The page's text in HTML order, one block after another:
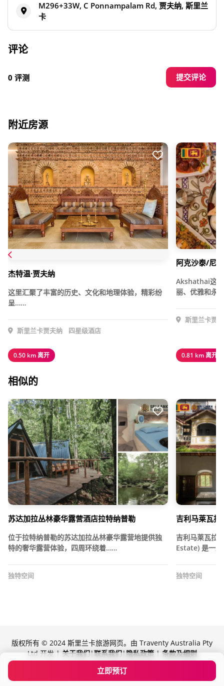
M296+33W, C Ponnampalam Rd, 贾夫纳, 斯里兰
卡
评论
0 评测 提交评论
立即预订
附近房源
杰特温·贾夫纳
这里汇聚了丰富的历史、文化和地理体验，精彩纷
呈……
斯里兰卡贾夫纳 四星级酒店
0.50 km 离开
阿克沙泰/尼拉
Akshathai这
丽、优雅和永
斯里兰卡贾
0.81 km 离开
相似的
苏达加拉丛林豪华露营酒店拉特纳普勒
位于拉特纳普勒的苏达加拉丛林豪华露营地提供独
特的奢华露营体验，四周环绕着……
独特空间
吉利马莱瓦
吉利马莱瓦拉
Estate) 是一
独特空间
版权所有 © 2024 斯里兰卡旅游网页。由 Traventy Australia Pty
Ltd 开发 | 关于我们|联系我们| 隐私政策| 条款及细则
由 Traventy 提供技术支持